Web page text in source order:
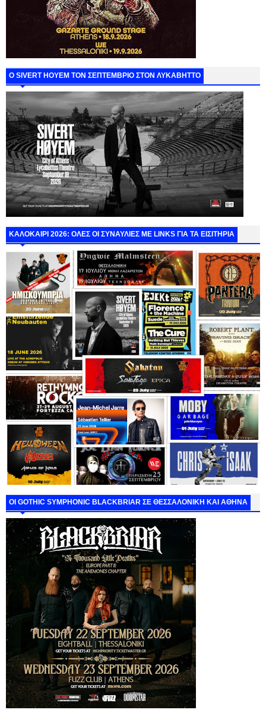
Ο SIVERT HOYEM ΤΟΝ ΣΕΠΤΕΜΒΡΙΟ ΣΤΟΝ ΛΥΚΑΒΗΤΤΟ
ΚΑΛΟΚΑΙΡΙ 2026: ΟΛΕΣ ΟΙ ΣΥΝΑΥΛΙΕΣ ΜΕ LINKS ΓΙΑ ΤΑ ΕΙΣΙΤΗΡΙΑ
ΟΙ GOTHIC SYMPHONIC BLACKBRIAR ΣΕ ΘΕΣΣΑΛΟΝΙΚΗ ΚΑΙ ΑΘΗΝΑ